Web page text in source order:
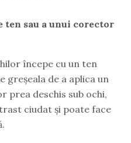
ten sau a unui corector
începe cu un ten
greșeala de a aplica un
prea deschis sub ochi,
ciudat și poate face